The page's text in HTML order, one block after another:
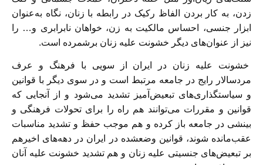
زدن، به کار بردن الفاظ رکیک در رابطه با زنان، نگاه به‌عنوان
ابزار جنسی، احساس مالکیت به زن، خواھان نابرابری و… را
نیز از عنوان‌ھای دیگر خشونت علیه زنان برشمرده است.
خشونت علیه زنان در ایران از سویی با فرھنگ و عرف
مردسالار رایج در جامعه مرتبط است و در سوی دیگر با قوانین
و سیاستگذاری‌ھای تبعیض‌آمیز تشدید می‌شود و از آنجایی که
قوانین و مقررات می‌توانند ھم راه را برای تحولات فرھنگی و
بینشی در جامعه باز کرده و ھم موجب حفظ و تشدید مناسبات
عقب‌مانده شوند، قوانین وضعشده در ایران در دھه‌ھای اخیرھم
بر تبعیض‌ھای جنسیتی علیه زنان و ھم تشدید خشونت علیه آنان